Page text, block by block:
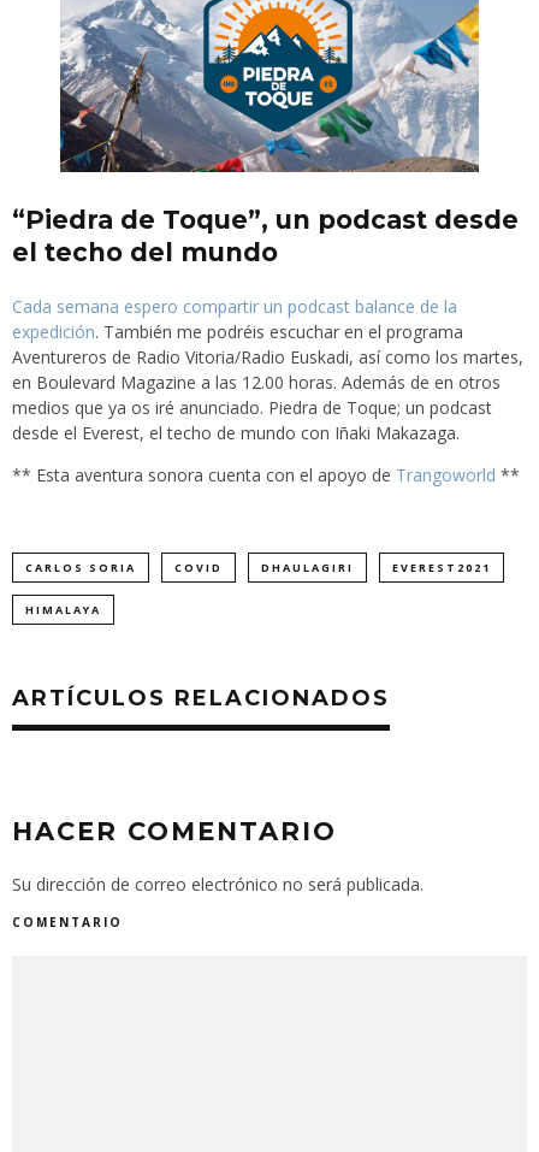
“Piedra de Toque”, un podcast desde
el techo del mundo
Cada semana espero compartir un podcast balance de la
expedición. También me podréis escuchar en el programa
Aventureros de Radio Vitoria/Radio Euskadi, así como los martes,
en Boulevard Magazine a las 12.00 horas. Además de en otros
medios que ya os iré anunciado. Piedra de Toque; un podcast
desde el Everest, el techo de mundo con Iñaki Makazaga.
** Esta aventura sonora cuenta con el apoyo de Trangoworld **
CARLOS SORIA COVID DHAULAGIRI EVEREST2021
HIMALAYA
ARTÍCULOS RELACIONADOS
HACER COMENTARIO
Su dirección de correo electrónico no será publicada.
COMENTARIO